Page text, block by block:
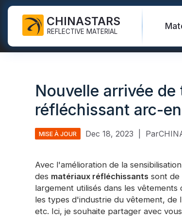
CHINASTARS
REFLECTIVE MATERIAL
Ruban de lavage industriel
Ruban réfléchissant FR
Vinyle et logo de transfert de
Ruban réfléchissant
Tuyauterie réfléchissante
Fil réfléchissant
Tissu réfléchissant arc-en-
ciel
réfléchissante
Tissu réfléchissant la couleur
Tissu réfléchissant
Tissu réfléchissant perforé
Hi vis veste
Pantalon de sécurité
Imperméable de sécurité
molletonnés
Couverture de sécurité
Nouveau produit
Vidéo
Blog
Catalogue
Norme internationale
Enlaces rápidos:
Nouvelle arrivée
réfléchissant arc-
MISE À JOUR Dec 18, 2023
Avec l'amélioration de la
des matériaux réfléchissants sont de
largement utilisés dans les
les types d'industrie du vêtement, de
etc. Ici, je souhaite partager avec